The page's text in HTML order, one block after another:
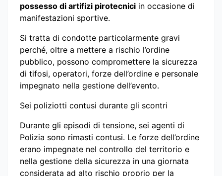
possesso di artifizi pirotecnici in occasione di
manifestazioni sportive.
Si tratta di condotte particolarmente gravi
perché, oltre a mettere a rischio l’ordine
pubblico, possono compromettere la sicurezza
di tifosi, operatori, forze dell’ordine e personale
impegnato nella gestione dell’evento.
Sei poliziotti contusi durante gli scontri
Durante gli episodi di tensione, sei agenti di
Polizia sono rimasti contusi. Le forze dell’ordine
erano impegnate nel controllo del territorio e
nella gestione della sicurezza in una giornata
considerata ad alto rischio proprio per la